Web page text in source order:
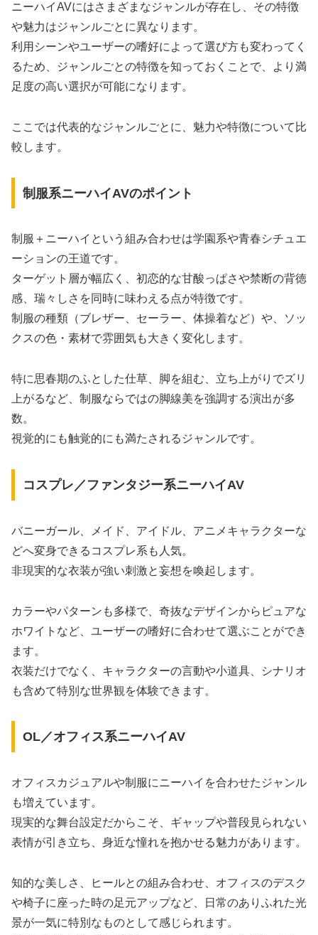
ニーハイAVにはさまざまなジャンルが存在し、その特徴
や魅力はジャンルごとに異なります。
利用シーンやユーザーの嗜好によって選び方も変わってく
るため、ジャンルごとの特徴を知っておくことで、より満
足度の高い選択が可能になります。
ここでは代表的なジャンルごとに、魅力や特徴について比
較します。
制服系ニーハイAVのポイント
制服＋ニーハイという組み合わせは学園系や青春シチュエ
ーションの王道です。
ターゲット層が幅広く、初恋的な甘酸っぱさや禁断の背徳
感、瑞々しさを同時に味わえる点が特徴です。
制服の種類（ブレザー、セーラー、体操着など）や、ソッ
クスの色・素材で雰囲気も大きく変化します。
特に思春期のふとした仕草、脚を組む、立ち上がりでズリ
上がるなど、制服ならではの脚線美を強調する演出が多
数。
視覚的にも触覚的にも満たされるジャンルです。
コスプレ／ファンタジー系ニーハイAV
バニーガール、メイド、アイドル、アニメキャラクターな
どへ変身できるコスプレ系も人気。
非現実的な衣装が強い刺激と妄想を喚起します。
カラーやパターンも多様で、奇抜なデザインからピュアな
ホワイトなど、ユーザーの嗜好に合わせて選ぶことができ
ます。
衣装だけでなく、キャラクターの言動や小道具、シナリオ
も含めて特別な世界観を体験できます。
OL／オフィス系ニーハイAV
オフィスカジュアルや制服にニーハイを合わせたジャンル
も増えています。
現実的な舞台設定だからこそ、ギャップや普段見られない
表情が引き立ち、身近な憧れを抱かせる魅力があります。
知的な美しさ、ヒールとの組み合わせ、オフィスのデスク
や椅子に座った時の足元アップなど、日常のありふれた光
景が一気に特別なものとして感じられます。